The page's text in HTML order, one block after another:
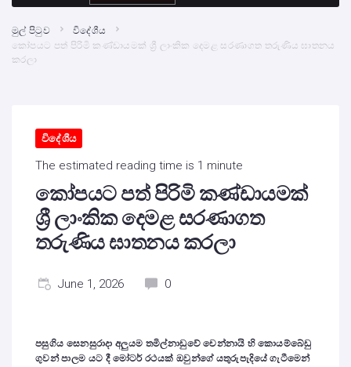
මුල් පිටුව
විදේශීය
කෝපයට පත් පිරිමි කණ්ඩායමක් ශ්‍රී ලාංකික දෙමළ සරණාගත තරුණිය ඝාතනය
කරලා
විදේශීය
The estimated reading time is 1 minute
කෝපයට පත් පිරිමි කණ්ඩායමක්
ශ්‍රී ලාංකික දෙමළ සරණාගත
තරුණිය ඝාතනය කරලා
June 1, 2026 0
පසුගිය සෙනසුරාදා අලුයම තමිල්නාඩුවේ චෙන්නායි හි කොයම්බේඩු
ගුවන් පාලම යට දී මෝටර් රථයක් ඔවුන්ගේ යතුරුපැදියේ ගැටීමෙන්